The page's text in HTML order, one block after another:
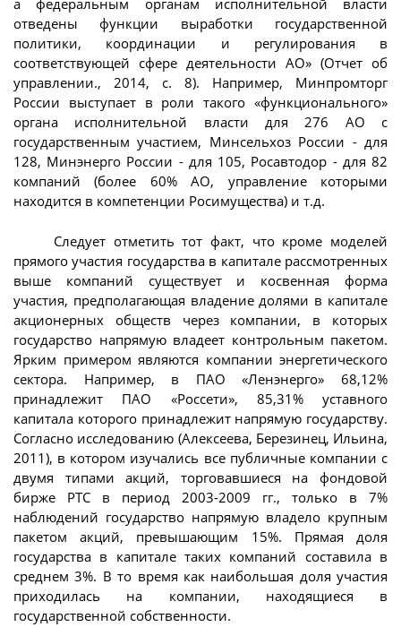
а федеральным органам исполнительной власти
отведены функции выработки государственной
политики, координации и регулирования в
соответствующей сфере деятельности АО» (Отчет об
управлении., 2014, с. 8). Например, Минпромторг
России выступает в роли такого «функционального»
органа исполнительной власти для 276 АО с
государственным участием, Минсельхоз России - для
128, Минэнерго России - для 105, Росавтодор - для 82
компаний (более 60% АО, управление которыми
находится в компетенции Росимущества) и т.д.
Следует отметить тот факт, что кроме моделей
прямого участия государства в капитале рассмотренных
выше компаний существует и косвенная форма
участия, предполагающая владение долями в капитале
акционерных обществ через компании, в которых
государство напрямую владеет контрольным пакетом.
Ярким примером являются компании энергетического
сектора. Например, в ПАО «Ленэнерго» 68,12%
принадлежит ПАО «Россети», 85,31% уставного
капитала которого принадлежит напрямую государству.
Согласно исследованию (Алексеева, Березинец, Ильина,
2011), в котором изучались все публичные компании с
двумя типами акций, торговавшиеся на фондовой
бирже РТС в период 2003-2009 гг., только в 7%
наблюдений государство напрямую владело крупным
пакетом акций, превышающим 15%. Прямая доля
государства в капитале таких компаний составила в
среднем 3%. В то время как наибольшая доля участия
приходилась на компании, находящиеся в
государственной собственности.